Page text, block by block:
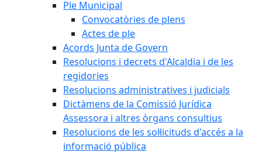
Ple Municipal
Convocatòries de plens
Actes de ple
Acords Junta de Govern
Resolucions i decrets d'Alcaldia i de les
regidories
Resolucions administratives i judicials
Dictàmens de la Comissió Jurídica
Assessora i altres òrgans consultius
Resolucions de les sol·licituds d'accés a la
informació pública